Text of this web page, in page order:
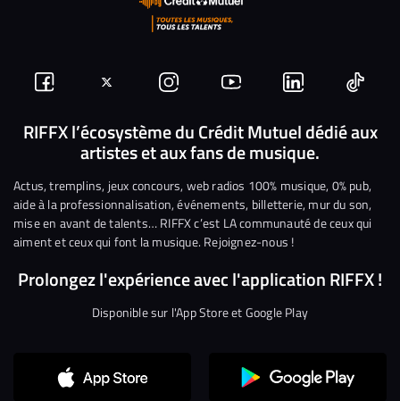
Suivez-
nous
Facebook
Suivez-
nous
sur
Twitter
Nous
rejoindre
sur
Instagram
Nous
rejoindre
sur
YouTube
Nous
rejoindre
sur
Linkedin
Nous
RIFFX l’écosystème du Crédit Mutuel dédié aux
artistes et aux fans de musique.
Actus, tremplins, jeux concours, web radios 100% musique, 0% pub,
aide à la professionnalisation, événements, billetterie, mur du son,
mise en avant de talents… RIFFX c’est LA communauté de ceux qui
aiment et ceux qui font la musique. Rejoignez-nous !
Prolongez l'expérience avec l'application RIFFX !
Disponible sur l'App Store et Google Play